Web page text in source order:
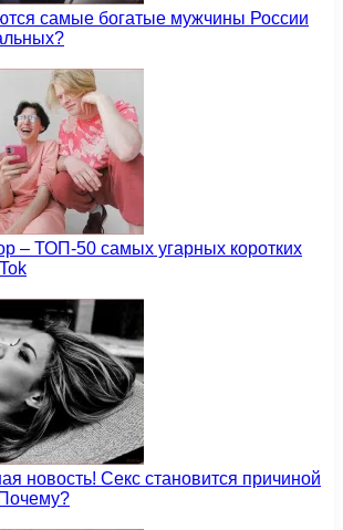
самые богатые мужчины России
– ТОП-50 самых угарных коротких
новость! Секс становится причиной